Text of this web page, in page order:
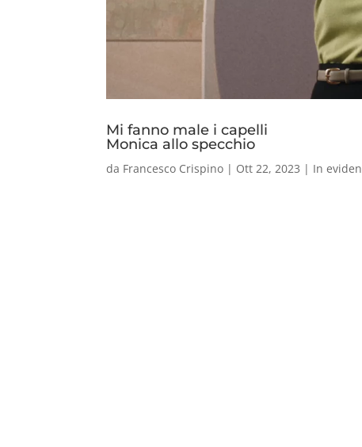
Mi fanno male i capelli
Monica allo specchio
da Francesco Crispino | Ott 22, 2023 | In